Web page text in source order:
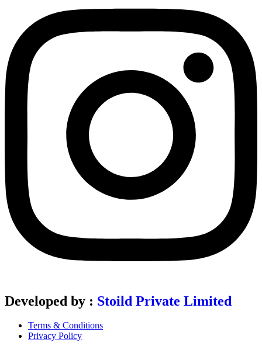
Developed by : Stoild Private Limited
Terms & Conditions
Privacy Policy